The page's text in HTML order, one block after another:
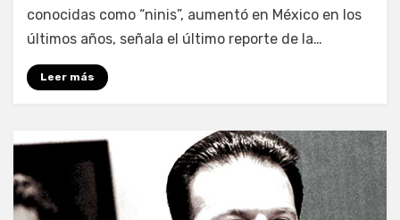
conocidas como “ninis”, aumentó en México en los
últimos años, señala el último reporte de la…
Leer más